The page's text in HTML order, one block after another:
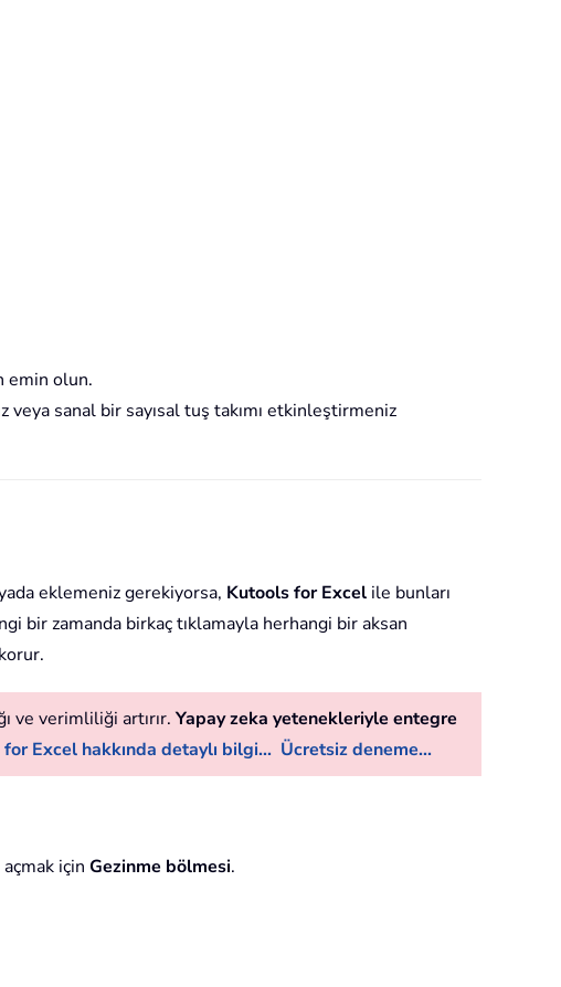
emin olun.
veya sanal bir sayısal tuş takımı etkinleştirmeniz
eklemeniz gerekiyorsa, Kutools for Excel ile bunları
bir zamanda birkaç tıklamayla herhangi bir aksan
ve verimliliği artırır. Yapay zeka yetenekleriyle entegre
Excel hakkında detaylı bilgi... Ücretsiz deneme...
açmak için Gezinme bölmesi.